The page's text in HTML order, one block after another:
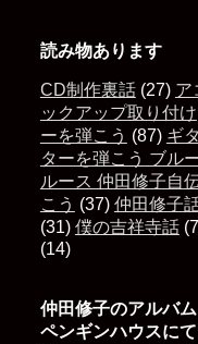
読み物あります
CD制作裏話(27) ア
ックアップ取り付け
ーを弾こう (87) ギ
ターを弾こう ブル
ルース 仲田修子自
こう (37) 仲田修子
(31) 僕の吉祥寺話
(14)
仲田修子のアルバ
ペンギンハウスに